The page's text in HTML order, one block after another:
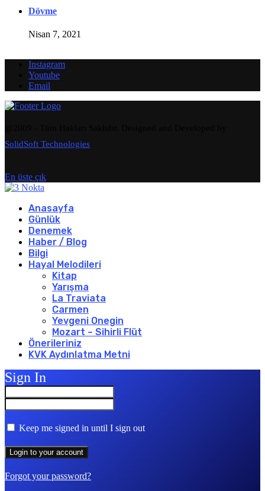
Dövme
Nisan 7, 2021
Instagram
Youtube
Email
SolidSoft Technologies
En üste çık
Anasayfa
Günlük
Denemek
Haber / Blog
Bilgi
Hayal Melodileri
Kitap
Yarışma
La Traviata
Carmen
Yevgeni Onegin
Mozart – Sihirli Flüt
Önerileriniz
KVK Aydınlatma Metni
Sign In
Keep me signed in until I sign out
Forgot your password?